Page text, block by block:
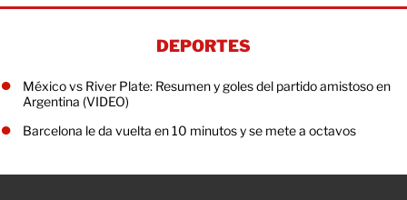
DEPORTES
México vs River Plate: Resumen y goles del partido amistoso en
Argentina (VIDEO)
Barcelona le da vuelta en 10 minutos y se mete a octavos